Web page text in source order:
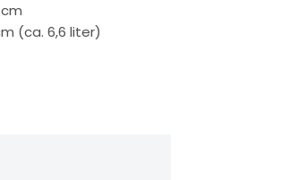
(ca. 6,6 liter)